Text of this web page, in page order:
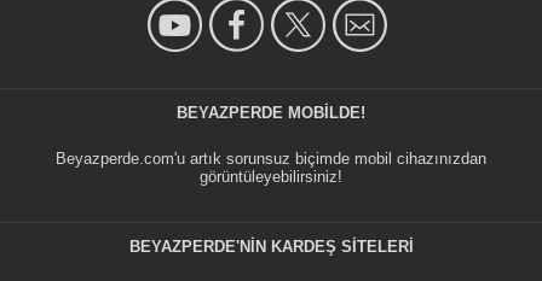
BEYAZPERDE MOBILDE!
Beyazperde.com'u artık sorunsuz biçimde mobil cihazınızdan
görüntüleyebilirsiniz!
BEYAZPERDE'NIN KARDEŞ SİTELERİ